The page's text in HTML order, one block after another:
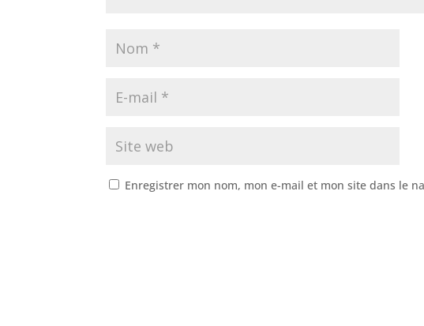
Enregistrer mon nom, mon e-mail et mon site dans le